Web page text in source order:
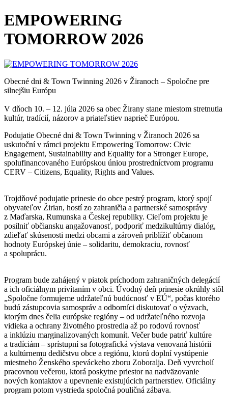
EMPOWERING
TOMORROW 2026
Obecné dni & Town Twinning 2026 v Žiranoch – Spoločne pre
silnejšiu Európu
V dňoch 10. – 12. júla 2026 sa obec Žirany stane miestom stretnutia
kultúr, tradícií, názorov a priateľstiev naprieč Európou.
Podujatie Obecné dni & Town Twinning v Žiranoch 2026 sa
uskutoční v rámci projektu Empowering Tomorrow: Civic
Engagement, Sustainability and Equality for a Stronger Europe,
spolufinancovaného Európskou úniou prostredníctvom programu
CERV – Citizens, Equality, Rights and Values.
Trojdňové podujatie prinesie do obce pestrý program, ktorý spojí
obyvateľov Žirian, hostí zo zahraničia a partnerské samosprávy
z Maďarska, Rumunska a Českej republiky. Cieľom projektu je
posilniť občiansku angažovanosť, podporiť medzikultúrny dialóg,
zdieľať skúsenosti medzi obcami a zároveň priblížiť občanom
hodnoty Európskej únie – solidaritu, demokraciu, rovnosť
a spoluprácu.
Program bude zahájený v piatok príchodom zahraničných delegácií
a ich oficiálnym privítaním v obci. Úvodný deň prinesie okrúhly stôl
„Spoločne formujeme udržateľnú budúcnosť v EÚ“, počas ktorého
budú zástupcovia samospráv a odborníci diskutovať o výzvach,
ktorým dnes čelia európske regióny – od udržateľného rozvoja
vidieka a ochrany životného prostredia až po rodovú rovnosť
a inklúziu marginalizovaných komunít. Večer bude patriť kultúre
a tradíciám – sprístupní sa fotografická výstava venovaná histórii
a kultúrnemu dedičstvu obce a regiónu, ktorú doplní vystúpenie
miestneho Ženského speváckeho zboru Zoboralja. Deň vyvrcholí
pracovnou večerou, ktorá poskytne priestor na nadväzovanie
nových kontaktov a upevnenie existujúcich partnerstiev. Oficiálny
program potom vystrieda spoločná pouličná zábava.